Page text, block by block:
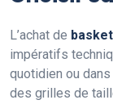
L’achat de
impératifs
quotidien ou
des grilles de